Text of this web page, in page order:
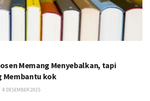
Memang Menyebalkan, tapi
Membantu kok
8 DESEMBER 2025